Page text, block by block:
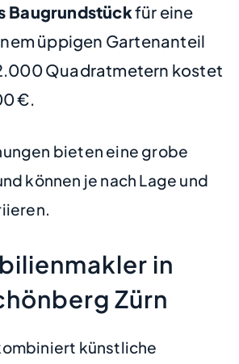
Baugrundstückfür eine
üppigen Gartenanteil
Quadratmetern kostet
€.
bieten eine grobe
können je nach Lage und
in
Zürn
künstliche